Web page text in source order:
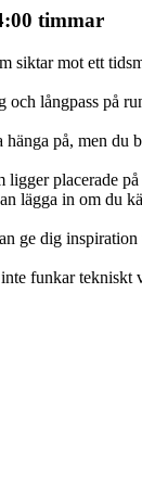
timmar
siktar mot ett
långpass på
på, men du
placerade
lägga in om du
ge dig
funkar